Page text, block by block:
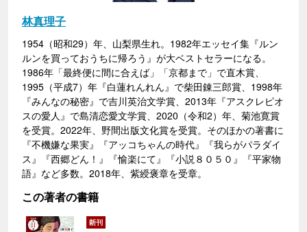
林真理子
1954（昭和29）年、山梨県生れ。1982年エッセイ集『ルン
ルンを買っておうちに帰ろう』が大ベストセラーになる。
1986年「最終便に間に合えば」「京都まで」で直木賞、
1995（平成7）年『白蓮れんれん』で柴田錬三郎賞、1998年
『みんなの秘密』で吉川英治文学賞、2013年『アスクレピオ
スの愛人』で島清恋愛文学賞、2020（令和2）年、菊池寛賞
を受賞。2022年、野間出版文化賞を受賞。そのほかの著書に
『不機嫌な果実』『アッコちゃんの時代』『我らがパラダイ
ス』『西郷どん！』『愉楽にて』『小説８０５０』『平家物
語』など多数。2018年、紫綬褒章を受章。
この著者の書籍